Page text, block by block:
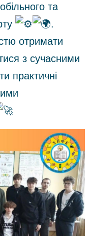
та
.
отримати
з сучасними
практичні